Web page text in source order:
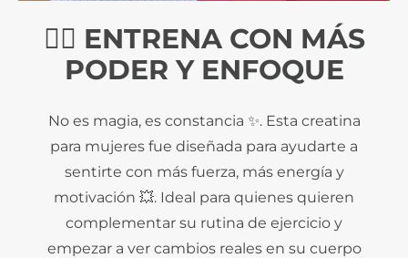
🏋️‍♀️ ENTRENA CON MÁS
PODER Y ENFOQUE
No es magia, es constancia ✨. Esta creatina
para mujeres fue diseñada para ayudarte a
sentirte con más fuerza, más energía y
motivación 💥. Ideal para quienes quieren
complementar su rutina de ejercicio y
empezar a ver cambios reales en su cuerpo